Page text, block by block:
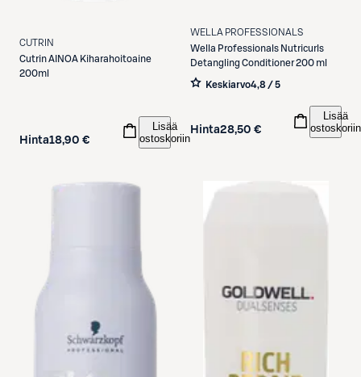
CUTRIN
CutrinAINOA Kiharahoitoaine
200ml
Hinta18,90 €
Lisää
ostoskoriin
WELLA PROFESSIONALS
Wella Professionals Nutricurls
Detangling Conditioner 200 ml
Keskiarvo4,8 / 5
Hinta28,50 €
Lisää
ostoskoriin